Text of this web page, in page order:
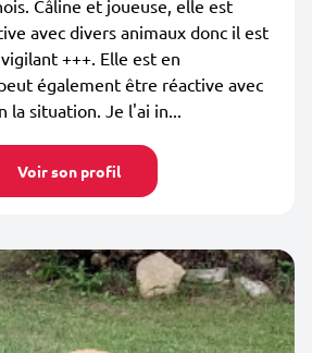
Câline et joueuse, elle est
avec divers animaux donc il est
+++. Elle est en
également être réactive avec
la situation. Je l'ai in...
Voir son profil